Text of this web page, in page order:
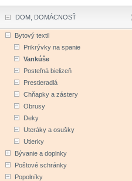
DOM, DOMÁCNOSŤ
Bytový textil
Prikrývky na spanie
Vankúše
Posteľná bielizeň
Prestieradlá
Chňapky a zástery
Obrusy
Deky
Uteráky a osušky
Utierky
Bývanie a doplnky
Poštové schránky
Popolníky